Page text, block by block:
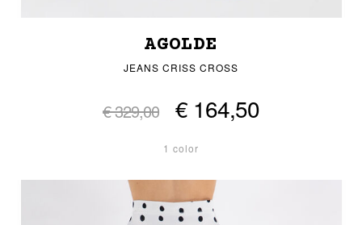
AGOLDE
JEANS CRISS CROSS
€ 329,00 € 164,50
1 color